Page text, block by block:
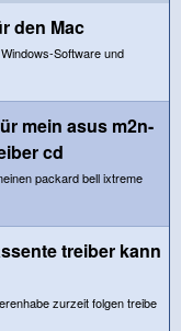
den Mac
Software und
mein asus m2n-
cd
packard bell ixtreme
treiber kann
zurzeit folgen treibe